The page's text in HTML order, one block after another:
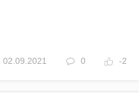
02.09.2021 0 -2